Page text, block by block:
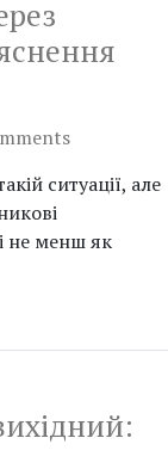
ситуації, але
не менш як